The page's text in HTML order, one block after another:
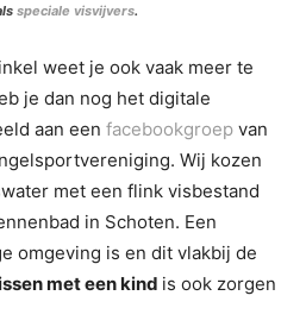
speciale visvijvers.
weet je ook vaak meer te
je dan nog het digitale
aan een facebookgroep van
Wij kozen
met een flink visbestand
in Schoten. Een
omgeving is en dit vlakbij de
met een kind is ook zorgen